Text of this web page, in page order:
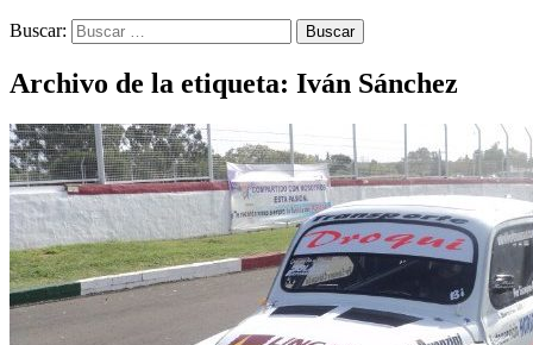
Buscar:
Archivo de la etiqueta: Iván Sánchez